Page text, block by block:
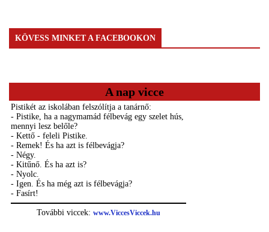
KÖVESS MINKET A FACEBOOKON
A nap vicce